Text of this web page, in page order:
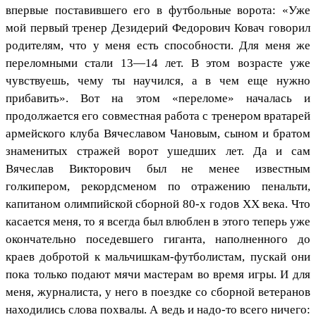
впервые поставившего его в футбольные ворота: «Уже
мой первый тренер Дезидерий Федорович Ковач говорил
родителям, что у меня есть способности. Для меня же
переломными стали 13—14 лет. В этом возрасте уже
чувствуешь, чему ты научился, а в чем еще нужно
прибавить». Вот на этом «переломе» началась и
продолжается его совместная работа с тренером вратарей
армейского клуба Вячеславом Чановым, сыном и братом
знаменитых стражей ворот ушедших лет. Да и сам
Вячеслав Викторович был не менее известным
голкипером, рекордсменом по отражению пенальти,
капитаном олимпийской сборной 80-х годов XX века. Что
касается меня, то я всегда был влюблен в этого теперь уже
окончательно поседевшего гиганта, наполненного до
краев добротой к мальчишкам-футболистам, пускай они
пока только подают мячи мастерам во время игры. И для
меня, журналиста, у него в поездке со сборной ветеранов
находились слова похвалы. А ведь и надо-то всего ничего: